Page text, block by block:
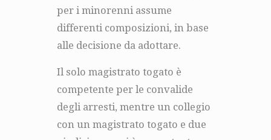
per i minorenni assume
differenti composizioni, in base
alle decisione da adottare.
Il solo magistrato togato è
competente per le convalide
degli arresti, mentre un collegio
con un magistrato togato e due